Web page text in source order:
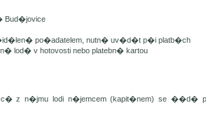
Bud�jovice
po�adatelem, nutn� uv�d�t p�i platb�ch
lod� v hotovosti nebo platebn� kartou
z n�jmu lodi n�jemcem (kapit�nem) se ��d�